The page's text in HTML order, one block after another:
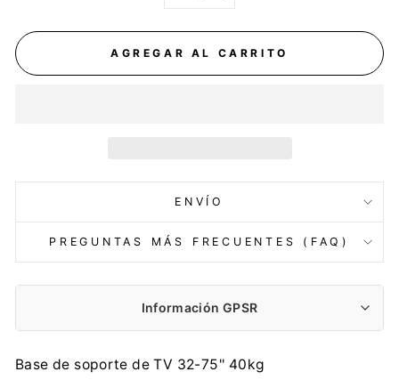
AGREGAR AL CARRITO
ENVÍO
PREGUNTAS MÁS FRECUENTES (FAQ)
Información GPSR
Fabricante:
Centrumelektroniki.EU Sp. z o.o.
Base de soporte de TV 32-75'' 40kg